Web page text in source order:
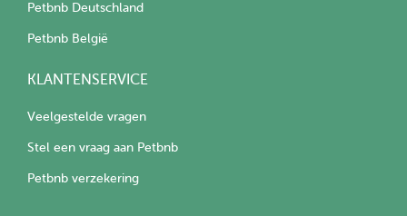
Petbnb Deutschland
Petbnb België
KLANTENSERVICE
Veelgestelde vragen
Stel een vraag aan Petbnb
Petbnb verzekering